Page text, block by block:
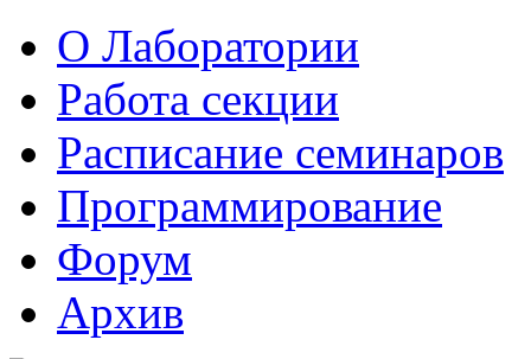
О Лаборатории
Работа секции
Расписание семинаров
Программирование
Форум
Архив